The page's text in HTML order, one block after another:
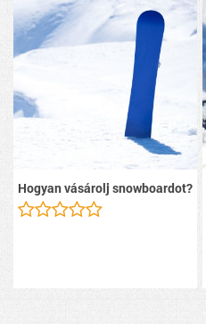
Hogyan vásárolj snowboardot?